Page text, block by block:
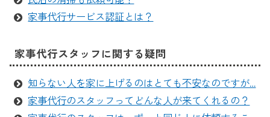
家事代行サービス認証とは？
家事代行スタッフに関する疑問
知らない人を家に上げるのはとても不安なのですが…
家事代行のスタッフってどんな人が来てくれるの？